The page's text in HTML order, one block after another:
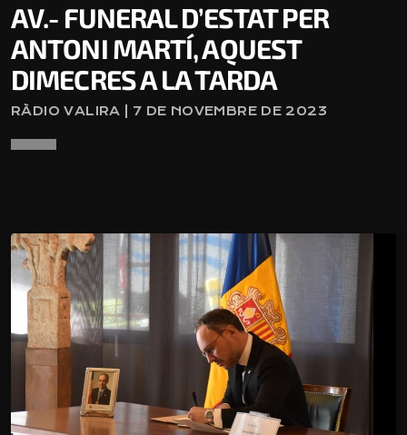
AV.- FUNERAL D’ESTAT PER
ANTONI MARTÍ, AQUEST
DIMECRES A LA TARDA
RÀDIO VALIRA | 7 DE NOVEMBRE DE 2023